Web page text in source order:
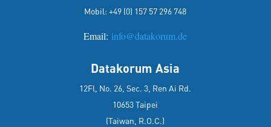
Mobil:+49 (0) 157 57 296 748
Email: info@datakorum.de
Datakorum Asia
12Fl, No. 26, Sec. 3, Ren Ai Rd.
10653 Taipei
(Taiwan, R.O.C.)